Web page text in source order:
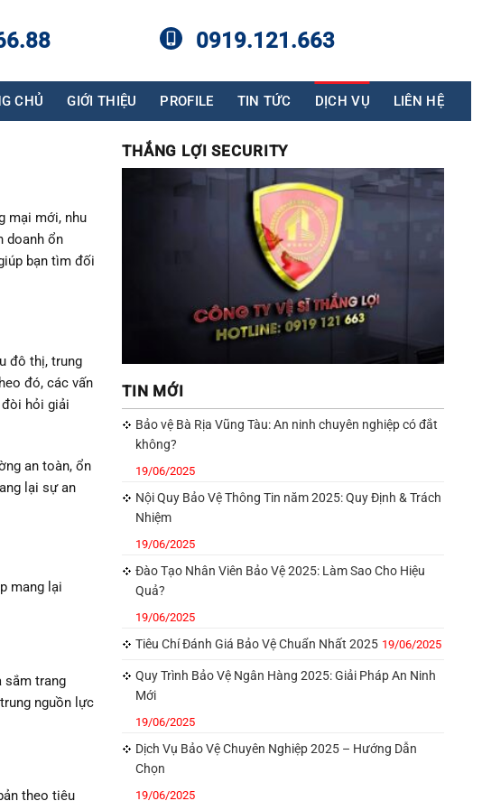
0919.121.663
CHỦ GIỚI THIỆU PROFILE TIN TỨC DỊCH VỤ LIÊN HỆ
mại mới, nhu
doanh ổn
bạn tìm đối
đô thị, trung
đó, các vấn
đòi hỏi giải
an toàn, ổn
lại sự an
mang lại
sắm trang
nguồn lực
theo tiêu
THẮNG LỢI SECURITY
TIN MỚI
Bảo vệ Bà Rịa Vũng Tàu: An ninh chuyên nghiệp có đắt
không?
19/06/2025
Nội Quy Bảo Vệ Thông Tin năm 2025: Quy Định & Trách
Nhiệm
19/06/2025
Đào Tạo Nhân Viên Bảo Vệ 2025: Làm Sao Cho Hiệu
Quả?
19/06/2025
Tiêu Chí Đánh Giá Bảo Vệ Chuẩn Nhất 2025 19/06/2025
Quy Trình Bảo Vệ Ngân Hàng 2025: Giải Pháp An Ninh
Mới
19/06/2025
Dịch Vụ Bảo Vệ Chuyên Nghiệp 2025 – Hướng Dẫn
Chọn
19/06/2025